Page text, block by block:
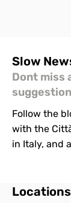
Slow
Dont miss
suggestion
Follow the
with the
in Italy, and
Locations